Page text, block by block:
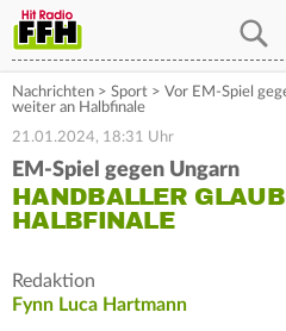
Nachrichten > Sport > Vor EM-Spiel
weiter an Halbfinale
21.01.2024, 18:31 Uhr
EM-Spiel gegen Ungarn
HANDBALLER
HALBFINALE
Redaktion
Fynn Luca Hartmann